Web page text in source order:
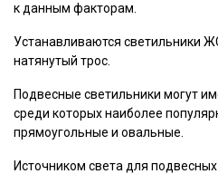
к данным факторам.
Устанавливаются светильники
натянутый трос.
Подвесные светильники могут
среди которых наиболее
прямоугольные и овальные.
Источником света для